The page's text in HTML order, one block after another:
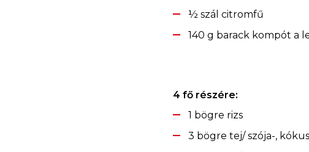
½ szál citromfű
140 g barack kompót a
4 fő részére:
1 bögre rizs
3 bögre tej/ szója-,